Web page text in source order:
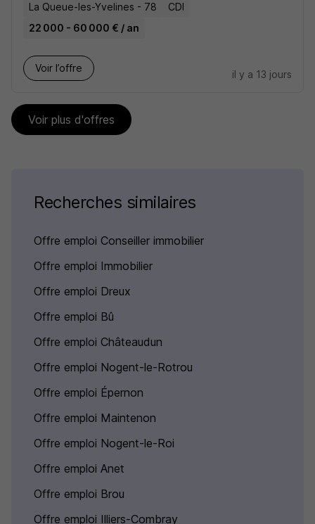
La Queue-les-Yvelines - 78
CDI
22 000 - 60 000 € / an
Voir l’offre
il y a 13 jours
Voir plus d'offres
Recherches similaires
Offre emploi Conseiller immobilier
Offre emploi Immobilier
Offre emploi Dreux
Offre emploi Bû
Offre emploi Châteaudun
Offre emploi Nogent-le-Rotrou
Offre emploi Épernon
Offre emploi Maintenon
Offre emploi Nogent-le-Roi
Offre emploi Anet
Offre emploi Brou
Offre emploi Illiers-Combray